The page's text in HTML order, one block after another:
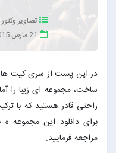
تصاویر وکتور
21 مارس 2015
در این پست از سری کیت ها
ساخت، مجموعه ای زیبا را
راحتی قادر هستید که با
برای دانلود این مجموعه
مراجعه فرمایید.